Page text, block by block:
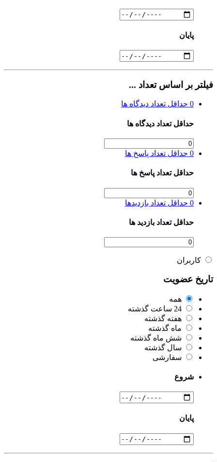
پایان
فیلتر بر اساس تعداد ...
0 حداقل تعداد دیدگاه ها
حداقل تعداد دیدگاه ها
0 حداقل تعداد پاسخ ها
حداقل تعداد پاسخ ها
0 حداقل تعداد بازدیدها
حداقل تعداد بازدید ها
کاربران
تاریخ عضویت
همه
24 ساعت گذشته
هفته گذشته
ماه گذشته
شش ماه گذشته
سال گذشته
سفارشی
شروع
پایان